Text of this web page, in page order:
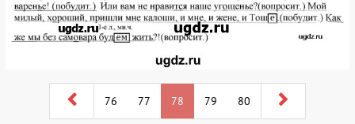
76 77 78 79 80